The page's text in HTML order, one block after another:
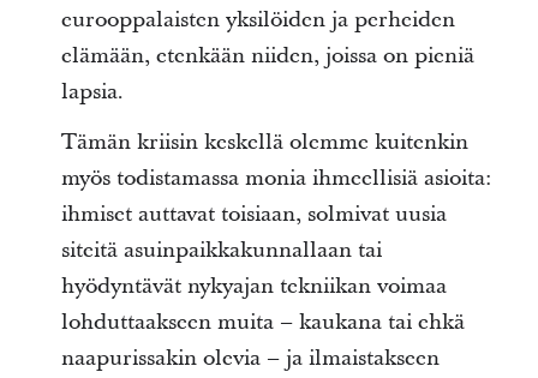
eurooppalaisten yksilöiden ja perheiden
elämään, etenkään niiden, joissa on pieniä
lapsia.
Tämän kriisin keskellä olemme kuitenkin
myös todistamassa monia ihmeellisiä asioita:
ihmiset auttavat toisiaan, solmivat uusia
siteitä asuinpaikkakunnallaan tai
hyödyntävät nykyajan tekniikan voimaa
lohduttaakseen muita – kaukana tai ehkä
naapurissakin olevia – ja ilmaistakseen